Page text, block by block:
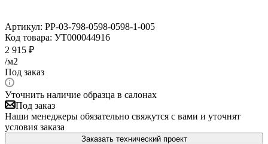
Артикул: PP-03-798-0598-0598-1-005
Код товара: УТ000044916
2 915 ₽
/м2
Под заказ
Уточнить наличие образца в салонах
Под заказ
Наши менеджеры обязательно свяжутся с вами и уточнят
условия заказа
Заказать технический проект